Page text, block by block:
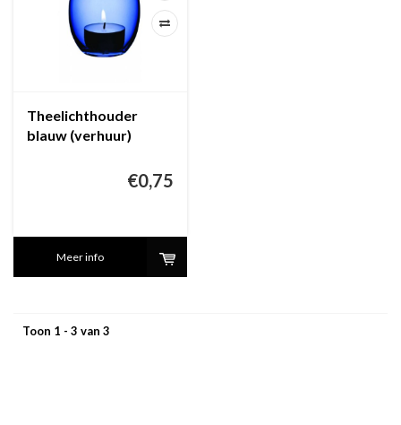
Theelichthouder
blauw (verhuur)
€0,75
Meer info
Toon 1 - 3 van 3